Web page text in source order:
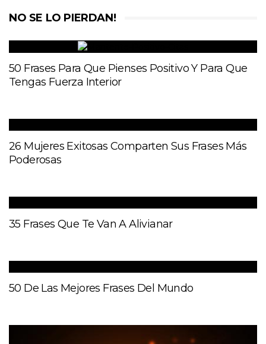
NO SE LO PIERDAN!
50 Frases Para Que Pienses Positivo Y Para Que
Tengas Fuerza Interior
26 Mujeres Exitosas Comparten Sus Frases Más
Poderosas
35 Frases Que Te Van A Alivianar
50 De Las Mejores Frases Del Mundo